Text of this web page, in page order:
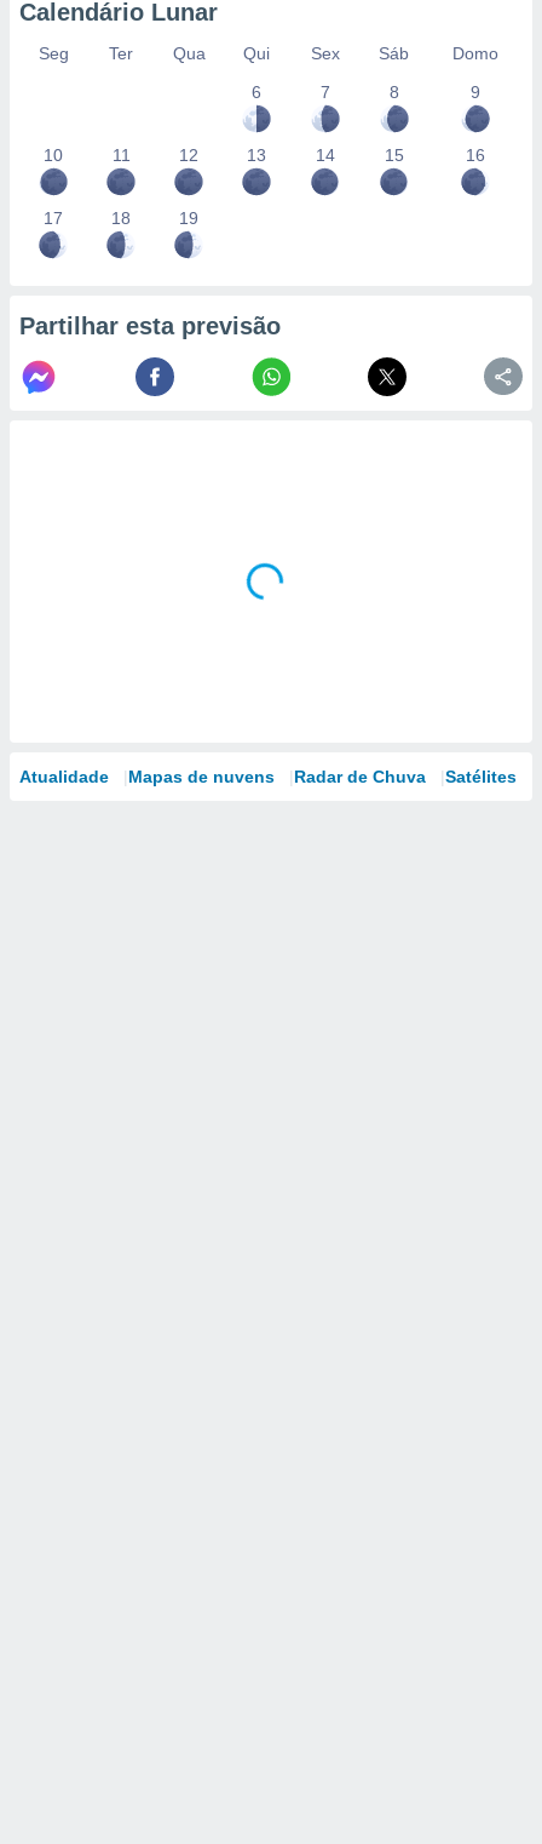
Calendário Lunar
Seg Ter Qua Qui Sex Sáb
Domo
6
7 8 9
10 11 12 13 14 15 16
17 18 19
Partilhar esta previsão
Atualidade Mapas de nuvens Radar de Chuva Satélites